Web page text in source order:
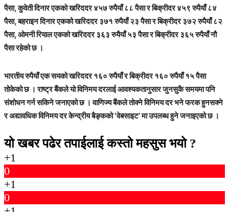
पैसा, कुवेती दिनार एकको खरिददर ४५७ रुपैयाँ ८८ पैसा र बिक्रीदर ४५९ रुपैयाँ ८४
पैसा, बहराइन दिनार एकको खरिददर ३७१ रुपैयाँ २३ पैसा र बिक्रीदर ३७२ रुपैयाँ ८२
पैसा, ओमनी रियाल एकको खरिददर ३६३ रुयैयाँ ५३ पैसा र बिक्रीदर ३६५ रुपैयाँ नौ
पैसा रहेको छ ।
भारतीय रुपैयाँ एक सयको खरिददर १६० रुपैयाँ र बिक्रीदर १६० रुपैयाँ १५ पैसा
तोकेको छ । राष्ट्र बैंकले यो विनिमय दरलाई आवश्यकतानुसार जुनसुकै समयमा पनि
संशोधन गर्न सकिने जनाएको छ । वाणिज्य बैंकले तोक्ने विनिमय दर भने फरक हुनसक्ने
र अद्यावधिक विनिमय दर केन्द्रीय बैङ्कको ‘वेबसाइट’ मा उपलब्ध हुने जनाइएको छ ।
यो खबर पढेर तपाईलाई कस्तो महसुस भयो ?
+1
0
+1
0